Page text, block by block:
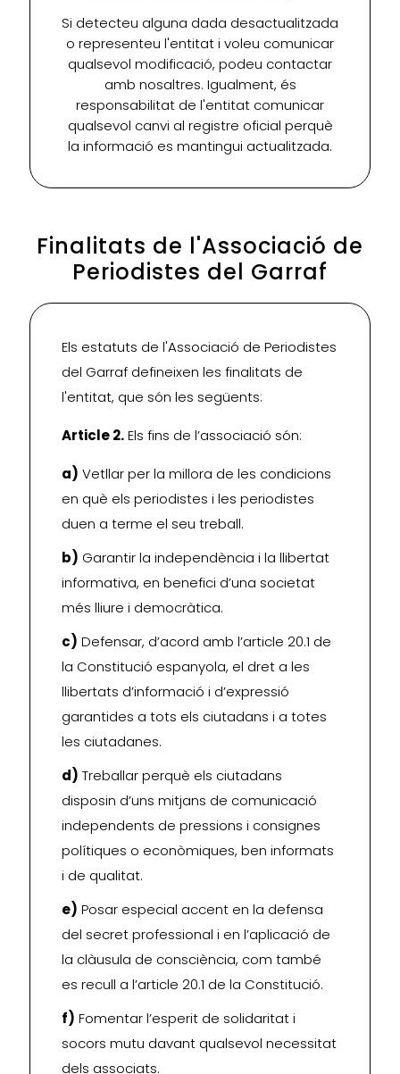
Si detecteu alguna dada desactualitzada
o representeu l'entitat i voleu comunicar
qualsevol modificació, podeu contactar
amb nosaltres. Igualment, és
responsabilitat de l'entitat comunicar
qualsevol canvi al registre oficial perquè
la informació es mantingui actualitzada.
Finalitats de l'Associació de
Periodistes del Garraf
Els estatuts de l'Associació de Periodistes
del Garraf defineixen les finalitats de
l'entitat, que són les següents:
Article 2.Els fins de l’associació són:
a) Vetllar per la millora de les condicions
en què els periodistes i les periodistes
duen a terme el seu treball.
b) Garantir la independència i la llibertat
informativa, en benefici d’una societat
més lliure i democràtica.
c) Defensar, d’acord amb l’article 20.1 de
la Constitució espanyola, el dret a les
llibertats d’informació i d’expressió
garantides a tots els ciutadans i a totes
les ciutadanes.
d) Treballar perquè els ciutadans
disposin d’uns mitjans de comunicació
independents de pressions i consignes
polítiques o econòmiques, ben informats
i de qualitat.
e) Posar especial accent en la defensa
del secret professional i en l’aplicació de
la clàusula de consciència, com també
es recull a l’article 20.1 de la Constitució.
f) Fomentar l’esperit de solidaritat i
socors mutu davant qualsevol necessitat
dels associats.